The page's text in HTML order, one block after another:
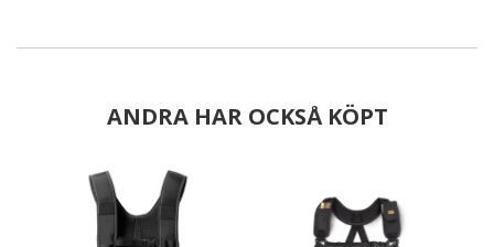
ANDRA HAR OCKSÅ KÖPT